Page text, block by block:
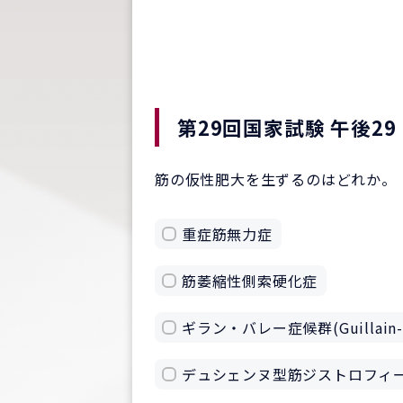
第29回国家試験 午後29
筋の仮性肥大を生ずるのはどれか。
重症筋無力症
筋萎縮性側索硬化症
ギラン・バレー症候群
デュシェンヌ型筋ジストロフィ